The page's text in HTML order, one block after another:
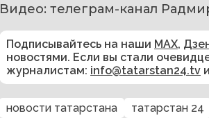
Видео: телеграм-канал
Подписывайтесь на наши MAX,
новостями. Если вы стали
журналистам: info@tatarstan24.tv
новости татарстана татарстан 24